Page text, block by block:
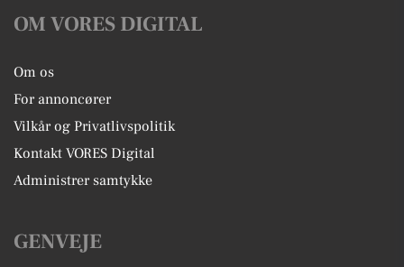
OM VORES DIGITAL
Om os
For annoncører
Vilkår og Privatlivspolitik
Kontakt VORES Digital
Administrer samtykke
GENVEJE